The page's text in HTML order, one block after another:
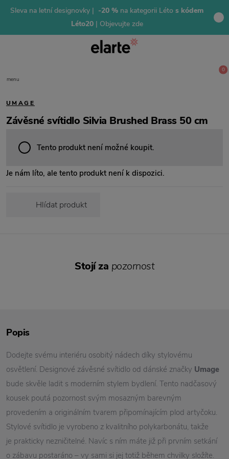
Sleva na letní designovky | -20 % na kategorii Léto s kódem
Léto20 | Objevujte zde
menu
0
UMAGE
Závěsné svítidlo Silvia Brushed Brass 50 cm
Tento produkt není možné koupit.
Je nám líto, ale tento produkt není k dispozici.
Hlídat produkt
Popis
Dodejte svému interiéru osobitý nádech díky stylovému
osvětlení. Designové závěsné svítidlo od dánské značky Umage
bude skvěle ladit s moderním stylem bydlení. Tento nadčasový
kousek poutá pozornost svým mosazným barevným
provedením a originálním tvarem připomínajícím plod artyčoku.
Stylové svítidlo je vyrobeno z kvalitního polykarbonátu, takže
je prakticky nezničitelné. Navíc s ním máte již při prvním setkání
o zábavu postaráno – vy sami si jej totiž během chvilky složíte.
Stojí za pozornost